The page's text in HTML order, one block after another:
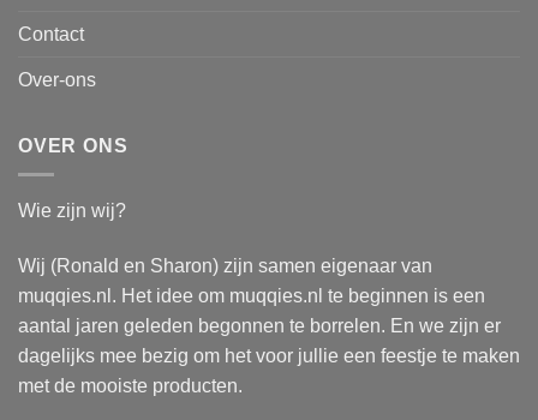
Contact
Over-ons
OVER ONS
Wie zijn wij?
Wij (Ronald en Sharon) zijn samen eigenaar van
muqqies.nl. Het idee om muqqies.nl te beginnen is een
aantal jaren geleden begonnen te borrelen. En we zijn er
dagelijks mee bezig om het voor jullie een feestje te maken
met de mooiste producten.